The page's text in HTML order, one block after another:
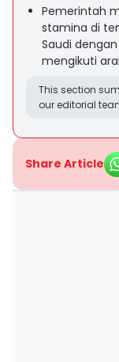
Pemerintah
stamina di
Saudi
mengikuti
This section
our editorial
Share Article